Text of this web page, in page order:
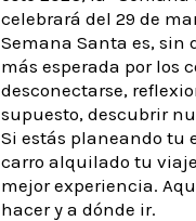
celebrará del 29 de
Semana Santa es, sin
más esperada por los
desconectarse,
supuesto, descubrir
Si estás planeando tu
carro alquilado tu
mejor experiencia.
hacer y a dónde ir.